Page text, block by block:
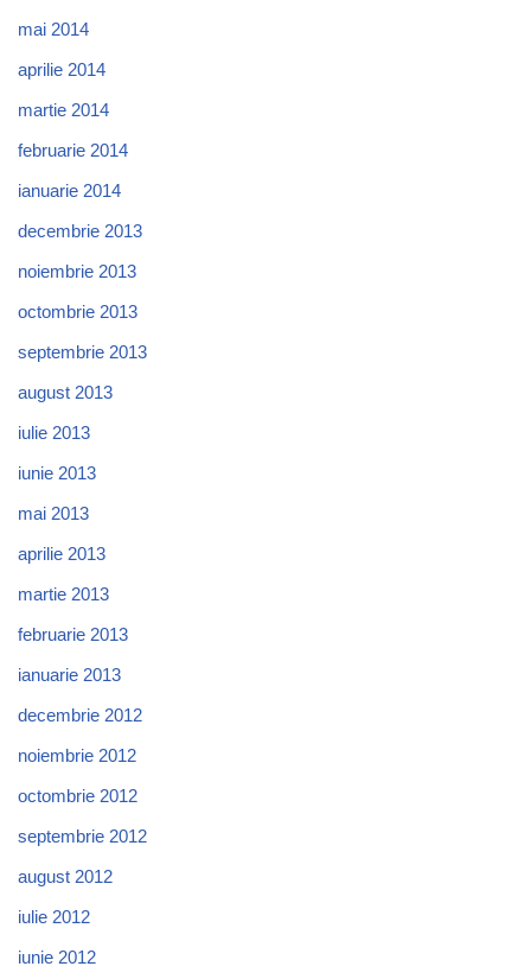
mai 2014
aprilie 2014
martie 2014
februarie 2014
ianuarie 2014
decembrie 2013
noiembrie 2013
octombrie 2013
septembrie 2013
august 2013
iulie 2013
iunie 2013
mai 2013
aprilie 2013
martie 2013
februarie 2013
ianuarie 2013
decembrie 2012
noiembrie 2012
octombrie 2012
septembrie 2012
august 2012
iulie 2012
iunie 2012